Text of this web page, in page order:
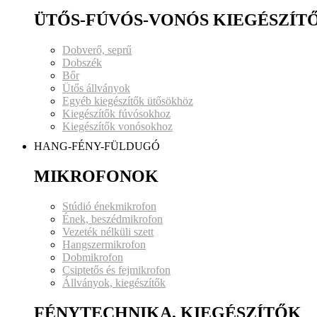
ÜTŐS-FÚVÓS-VONÓS
Dobverő, seprű
Dobszék
Bőr
Ütős állványok
Egyéb kiegészítők ütősökhöz
Kiegészítők fúvósokhoz
Kiegészítők vonósokhoz
HANG-FÉNY-FÜLDUGÓ
MIKROFONOK
Stúdió énekmikrofon
Ének, beszédmikrofon
Vezeték nélküli szett
Hangszermikrofon
Dobmikrofon
Csiptetős és fejmikrofon
Állványok, kiegészítők
FÉNYTECHNIKA, KIEGÉSZÍTŐK